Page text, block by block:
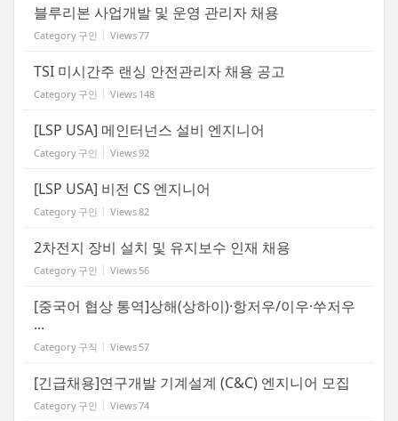
블루리본 사업개발 및 운영 관리자 채용
Category 구인 Views77
TSI 미시간주 랜싱 안전관리자 채용 공고
Category 구인 Views 148
[LSP USA] 메인터넌스 설비 엔지니어
Category 구인 Views92
[LSP USA] 비전 CS 엔지니어
Category 구인 Views82
2차전지 장비 설치 및 유지보수 인재 채용
Category 구인 Views 56
[중국어 협상 통역]상해(상하이)·항저우/이우·쑤저우
...
Category 구직 Views 57
[긴급채용]연구개발 기계설계 (C&C) 엔지니어 모집
Category 구인 Views74